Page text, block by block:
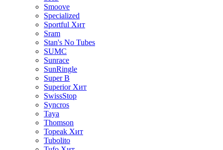
Smoove
Specialized
Sportful Хит
Sram
Stan's No Tubes
SUMC
Sunrace
SunRingle
Super B
Superior Хит
SwissStop
Syncros
Taya
Thomson
Topeak Хит
Tubolito